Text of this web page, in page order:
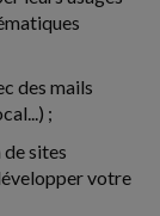
des mails
;
sites
votre